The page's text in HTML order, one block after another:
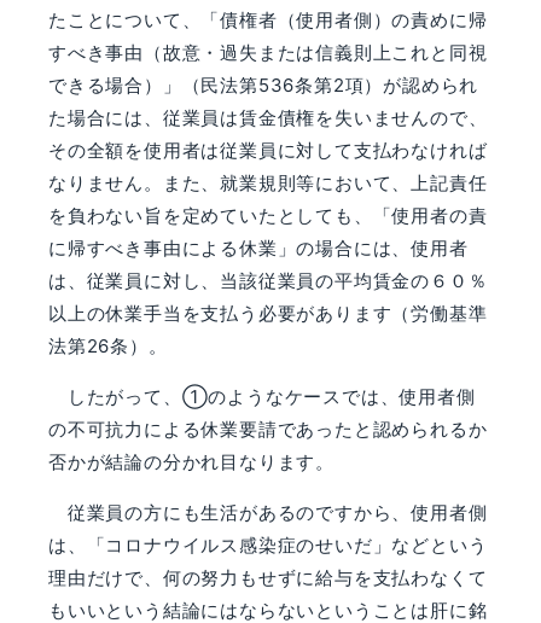
たことについて、「債権者（使用者側）の責めに帰
すべき事由（故意・過失または信義則上これと同視
できる場合）」（民法第536条第2項）が認められ
た場合には、従業員は賃金債権を失いませんので、
その全額を使用者は従業員に対して支払わなければ
なりません。また、就業規則等において、上記責任
を負わない旨を定めていたとしても、「使用者の責
に帰すべき事由による休業」の場合には、使用者
は、従業員に対し、当該従業員の平均賃金の６０％
以上の休業手当を支払う必要があります（労働基準
法第26条）。
したがって、①のようなケースでは、使用者側
の不可抗力による休業要請であったと認められるか
否かが結論の分かれ目なります。
従業員の方にも生活があるのですから、使用者側
は、「コロナウイルス感染症のせいだ」などという
理由だけで、何の努力もせずに給与を支払わなくて
もいいという結論にはならないということは肝に銘